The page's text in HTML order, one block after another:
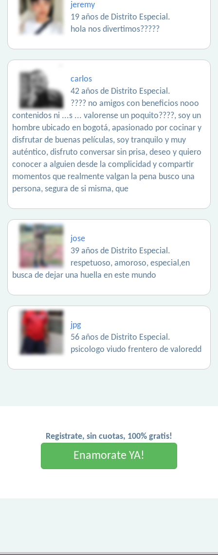
jeremy
19 años de Distrito Especial.
hola nos divertimos?????
carlos
42 años de Distrito Especial.
???? no amigos con beneficios nooo
contenidos ni ...s ... valorense un poquito????, soy un
hombre ubicado en bogotá, apasionado por cocinar y
disfrutar de buenas películas, soy tranquilo y muy
auténtico, disfruto conversar sin prisa, deseo y quiero
conocer a alguien desde la complicidad y compartir
momentos que realmente valgan la pena busco una
persona, segura de si misma, que
jose
39 años de Distrito Especial.
respetuoso, amoroso, especial,en
busca de dejar una huella en este mundo
jpg
56 años de Distrito Especial.
psicologo viudo frentero de valoredd
Registrate, sin cuotas, 100% gratis!
Enamorate YA!